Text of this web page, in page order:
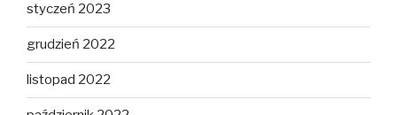
styczeń 2023
grudzień 2022
listopad 2022